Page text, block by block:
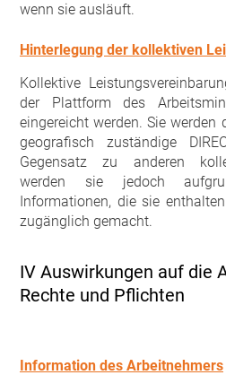
wenn sie ausläuft.
Hinterlegung der kollektiven
Kollektive
der Plattform des
eingereicht werden. Sie
geografisch zuständige
Gegensatz zu anderen
werden sie jedoch
Informationen, die sie
zugänglich gemacht.
IV Auswirkungen auf die
Rechte und Pflichten
Information des Arbeitnehmers